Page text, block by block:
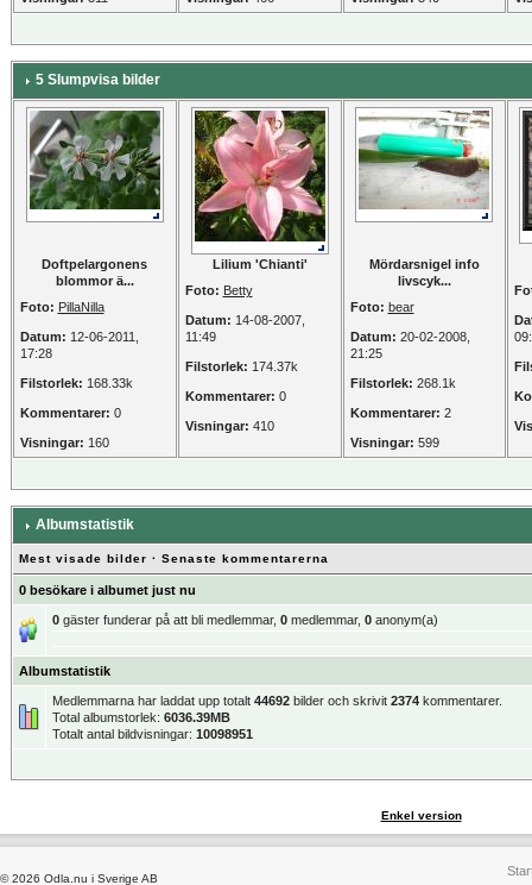
5 Slumpvisa bilder
Doftpelargonens
blommor ä...
Foto: PillaNilla
Datum: 12-06-2011,
17:28
Filstorlek: 168.33k
Kommentarer: 0
Visningar: 160
Lilium 'Chianti'
Foto: Betty
Datum: 14-08-2007,
11:49
Filstorlek: 174.37k
Kommentarer: 0
Visningar: 410
Mördarsnigel info
livscyk...
Foto: bear
Datum: 20-02-2008,
21:25
Filstorlek: 268.1k
Kommentarer: 2
Visningar: 599
Albumstatistik
Mest visade bilder · Senaste kommentarerna
0 besökare i albumet just nu
0gäster funderar på att bli medlemmar, 0medlemmar, 0anonym(a)
Albumstatistik
Medlemmarna har laddat upp totalt 44692bilder och skrivit 2374kommentarer.
Total albumstorlek: 6036.39MB
Totalt antal bildvisningar: 10098951
Enkel version
© 2026 Odla.nu i Sverige AB